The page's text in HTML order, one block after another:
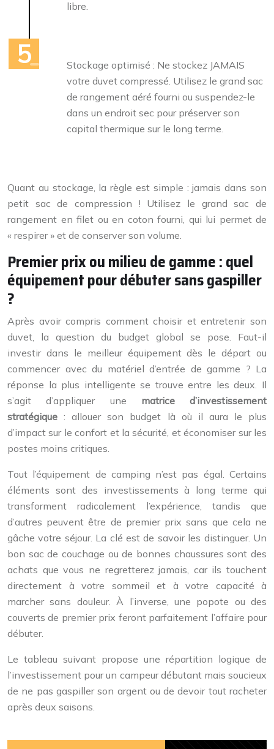
libre.
Stockage optimisé : Ne stockez JAMAIS
votre duvet compressé. Utilisez le grand sac
de rangement aéré fourni ou suspendez-le
dans un endroit sec pour préserver son
capital thermique sur le long terme.
Quant au stockage, la règle est simple : jamais dans son
petit sac de compression ! Utilisez le grand sac de
rangement en filet ou en coton fourni, qui lui permet de
« respirer » et de conserver son volume.
Premier prix ou milieu de gamme : quel
équipement pour débuter sans gaspiller
?
Après avoir compris comment choisir et entretenir son
duvet, la question du budget global se pose. Faut-il
investir dans le meilleur équipement dès le départ ou
commencer avec du matériel d’entrée de gamme ? La
réponse la plus intelligente se trouve entre les deux. Il
s’agit d’appliquer une matrice d’investissement
stratégique : allouer son budget là où il aura le plus
d’impact sur le confort et la sécurité, et économiser sur les
postes moins critiques.
Tout l’équipement de camping n’est pas égal. Certains
éléments sont des investissements à long terme qui
transforment radicalement l’expérience, tandis que
d’autres peuvent être de premier prix sans que cela ne
gâche votre séjour. La clé est de savoir les distinguer. Un
bon sac de couchage ou de bonnes chaussures sont des
achats que vous ne regretterez jamais, car ils touchent
directement à votre sommeil et à votre capacité à
marcher sans douleur. À l’inverse, une popote ou des
couverts de premier prix feront parfaitement l’affaire pour
débuter.
Le tableau suivant propose une répartition logique de
l’investissement pour un campeur débutant mais soucieux
de ne pas gaspiller son argent ou de devoir tout racheter
après deux saisons.